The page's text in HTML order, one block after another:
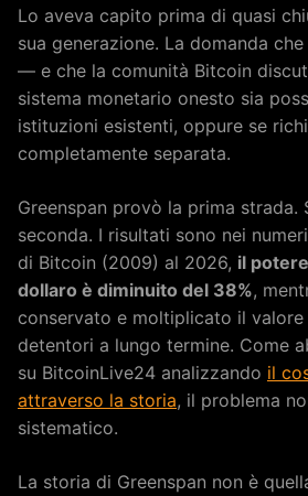
Lo aveva capito prima di quasi
sua generazione. La domanda
— e che la comunità Bitcoin
sistema monetario onesto sia
istituzioni esistenti, oppure se
completamente separata.
Greenspan provò la prima strada.
seconda. I risultati sono nei
di Bitcoin (2009) al 2026, il
dollaro è diminuito del 38%,
conservato e moltiplicato il valore
detentori a lungo termine. Come
su BitcoinLive24 analizzando il
attraverso la storia, il problema
sistematico.
La storia di Greenspan non è